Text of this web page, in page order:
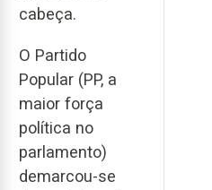
cabeça.
O Partido
Popular (PP, a
maior força
política no
parlamento)
demarcou-se